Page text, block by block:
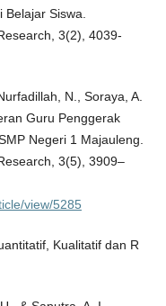
Belajar Siswa.
3(2), 4039-
N., Soraya, A.
Guru Penggerak
Negeri 1 Majauleng.
3(5), 3909–
view/5285
Kualitatif dan R